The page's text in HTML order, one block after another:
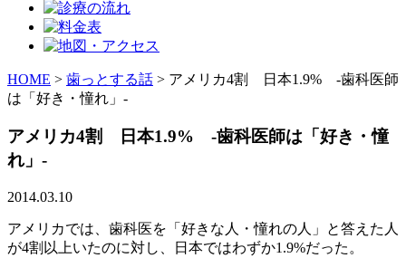
HOME > 歯っとする話 > アメリカ4割 日本1.9% -歯科医師
は「好き・憧れ」-
アメリカ4割 日本1.9% -歯科医師は「好き・憧
れ」-
2014.03.10
アメリカでは、歯科医を「好きな人・憧れの人」と答えた人
が4割以上いたのに対し、日本ではわずか1.9%だった。